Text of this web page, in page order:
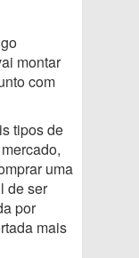
montar
com
tipos de
uma
de ser
por
mais